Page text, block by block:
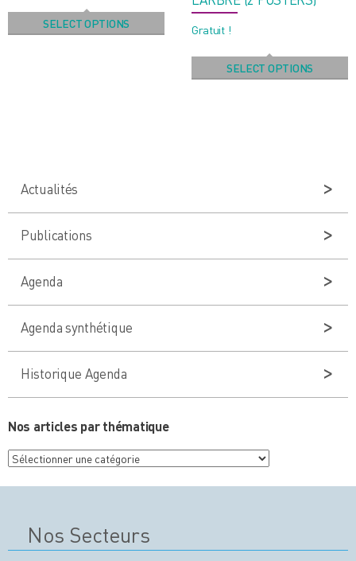
SELECT OPTIONS Gratuit !
SELECT OPTIONS
Actualités
Publications
Agenda
Agenda synthétique
Historique Agenda
Nos articles par thématique
Nos
articles
Nos Secteurs